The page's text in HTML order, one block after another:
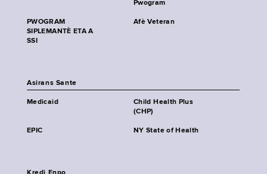
Pwogram
PWOGRAM
SIPLEMANTÈ ETA A
SSI
Afè Veteran
Asirans Sante
Medicaid
Child Health Plus
(CHP)
EPIC NY State of Health